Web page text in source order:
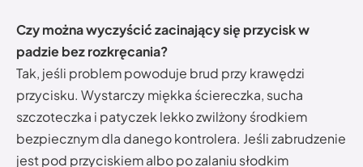
Czy można wyczyścić zacinający się przycisk w
padzie bez rozkręcania?
Tak, jeśli problem powoduje brud przy krawędzi
przycisku. Wystarczy miękka ściereczka, sucha
szczoteczka i patyczek lekko zwilżony środkiem
bezpiecznym dla danego kontrolera. Jeśli zabrudzenie
jest pod przyciskiem albo po zalaniu słodkim